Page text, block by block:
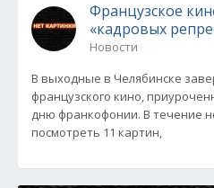
Французское
«кадровых
Новости
В выходные в Челябинске
французского кино,
дню франкофонии. В течение
посмотреть 11 картин,